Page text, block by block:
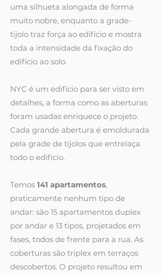
uma silhueta alongada de forma
muito nobre, enquanto a grade-
tijolo traz força ao edifício e mostra
toda a intensidade da fixação do
edifício ao solo.
NYC é um edifício para ser visto em
detalhes, a forma como as aberturas
foram usadas enriquece o projeto.
Cada grande abertura é emoldurada
pela grade de tijolos que entrelaça
todo o edifício.
Temos 141 apartamentos,
praticamente nenhum tipo de
andar: são 15 apartamentos duplex
por andar e 13 tipos, projetados em
fases, todos de frente para a rua. As
coberturas são triplex em terraços
descobertos. O projeto resultou em